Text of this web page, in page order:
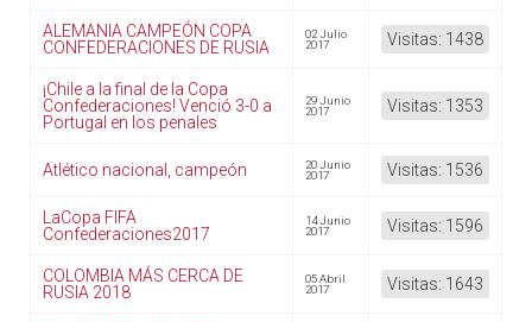
ALEMANIA CAMPEÓN COPA
CONFEDERACIONES DE RUSIA
02 Julio
2017
Visitas: 1438
¡Chile a la final de la Copa
Confederaciones! Venció 3-0 a
Portugal en los penales
29 Junio
2017
Visitas: 1353
Atlético nacional, campeón
20 Junio
2017
Visitas: 1536
LaCopa FIFA
Confederaciones2017
14 Junio
2017
Visitas: 1596
COLOMBIA MÁS CERCA DE
RUSIA 2018
05 Abril
2017
Visitas: 1643